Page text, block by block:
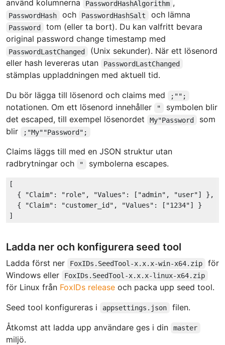
använd kolumnerna PasswordHashAlgorithm ,
PasswordHash och PasswordHashSalt och lämna
Password
tom (eller ta bort). Du kan valfritt bevara
original password change timestamp med
PasswordLastChanged
(Unix sekunder). När ett lösenord
eller hash levereras utan
PasswordLastChanged
stämplas uppladdningen med aktuell tid.
Du bör lägga till lösenord och claims med
;"";
notationen. Om ett lösenord innehåller "
symbolen blir
det escaped, till exempel lösenordet
My"Password
som
blir
;"My""Password";
Claims läggs till med en JSON struktur utan
radbrytningar och
" symbolerna escapes.
[
  {
"Claim" : "role" , "Values" : [ "admin" , "user"] },
  {
"Claim" : "customer_id" , "Values" : [ "1234"] }
Ladda ner och konfigurera seed tool
Ladda först ner FoxIDs.SeedTool-x.x.x-win-x64.zip
för
Windows eller
FoxIDs.SeedTool-x.x.x-linux-x64.zip
för Linux från FoxIDs release och packa upp seed tool.
Seed tool konfigureras i
appsettings.json
filen.
Åtkomst att ladda upp användare ges i din
master
miljö.